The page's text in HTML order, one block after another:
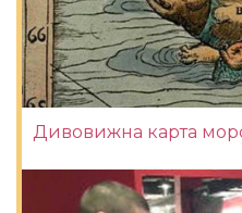
Дивовижна карта